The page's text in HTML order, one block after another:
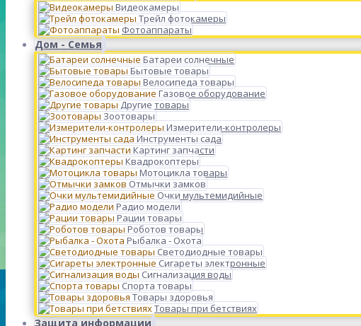
Видеокамеры
Трейл фотокамеры
Фотоаппараты
Дом - Семья
Батареи солнечные
Бытовые товары
Велосипеда товары
Газовое оборудование
Другие товары
Зоотовары
Измерители-контролеры
Инструменты сада
Картинг запчасти
Квадрокоптеры
Мотоцикла товары
Отмычки замков
Очки мультемидийные
Радио модели
Рации товары
Роботов товары
Рыбалка - Охота
Светодиодные товары
Сигареты электронные
Сигнализация воды
Спорта товары
Товары здоровья
Товары при бетствиях
Защита информации